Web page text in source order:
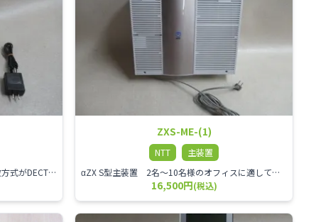
NTT αZX DECTコードレス電話機 電波方式がDECTで、 防水機能（IPX4:あらゆる方向からの水の飛まつを受けても有害な影響を受けない。)を備えた 接続装置と子機の一対シングルゾーンコードレスです。
ZXS-ME-(1)
NTT
主装置
αZX S型主装置 2名～10名様のオフィスに適しております。
16,500円(税込)